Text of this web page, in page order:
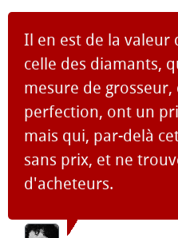
Il en est de la valeur
celle des diamants,
mesure de
perfection, ont un
mais qui, par-delà
sans prix, et ne
d'acheteurs.